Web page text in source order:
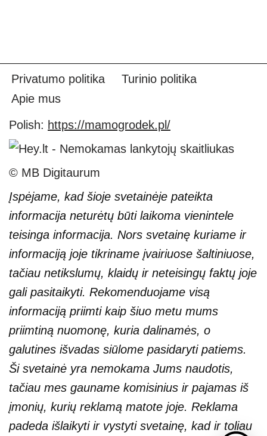
Privatumo politika
Turinio politika
Apie mus
Polish: https://mamogrodek.pl/
© MB Digitaurum
Įspėjame, kad šioje svetainėje pateikta
informacija neturėtų būti laikoma vienintele
teisinga informacija. Nors svetainę kuriame ir
informaciją joje tikriname įvairiuose šaltiniuose,
tačiau netikslumų, klaidų ir neteisingų faktų joje
gali pasitaikyti. Rekomenduojame visą
informaciją priimti kaip šiuo metu mums
priimtiną nuomonę, kuria dalinamės, o
galutines išvadas siūlome pasidaryti patiems.
Ši svetainė yra nemokama Jums naudotis,
tačiau mes gauname komisinius ir pajamas iš
įmonių, kurių reklamą matote joje. Reklama
padeda išlaikyti ir vystyti svetainę, kad ir toliau